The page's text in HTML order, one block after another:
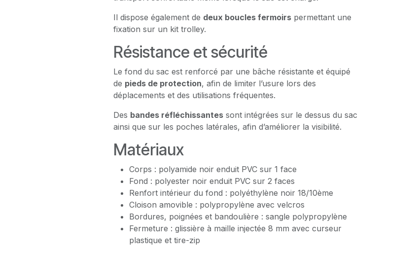
Il dispose également de deux boucles fermoirs permettant une
fixation sur un kit trolley.
Résistance et sécurité
Le fond du sac est renforcé par une bâche résistante et équipé
de pieds de protection, afin de limiter l’usure lors des
déplacements et des utilisations fréquentes.
Des bandes réfléchissantes sont intégrées sur le dessus du sac
ainsi que sur les poches latérales, afin d’améliorer la visibilité.
Matériaux
Corps : polyamide noir enduit PVC sur 1 face
Fond : polyester noir enduit PVC sur 2 faces
Renfort intérieur du fond : polyéthylène noir 18/10ème
Cloison amovible : polypropylène avec velcros
Bordures, poignées et bandoulière : sangle polypropylène
Fermeture : glissière à maille injectée 8 mm avec curseur
plastique et tire-zip